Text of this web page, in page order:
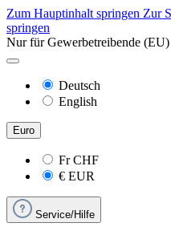
Zum Hauptinhalt springen Zur
springen
Nur für Gewerbetreibende
Deutsch
English
Euro
FrCHF
€ EUR
Service/Hilfe